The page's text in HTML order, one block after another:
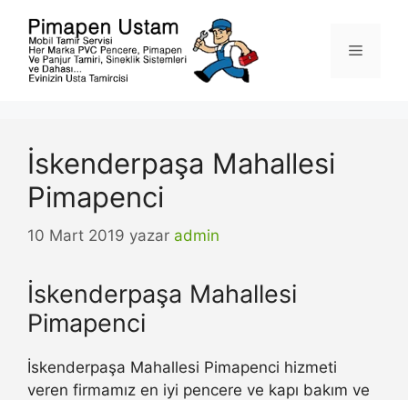
Menü
İskenderpaşa Mahallesi
Pimapenci
10 Mart 2019 yazar admin
İskenderpaşa Mahallesi
Pimapenci
İskenderpaşa Mahallesi Pimapenci hizmeti
veren firmamız en iyi pencere ve kapı bakım ve